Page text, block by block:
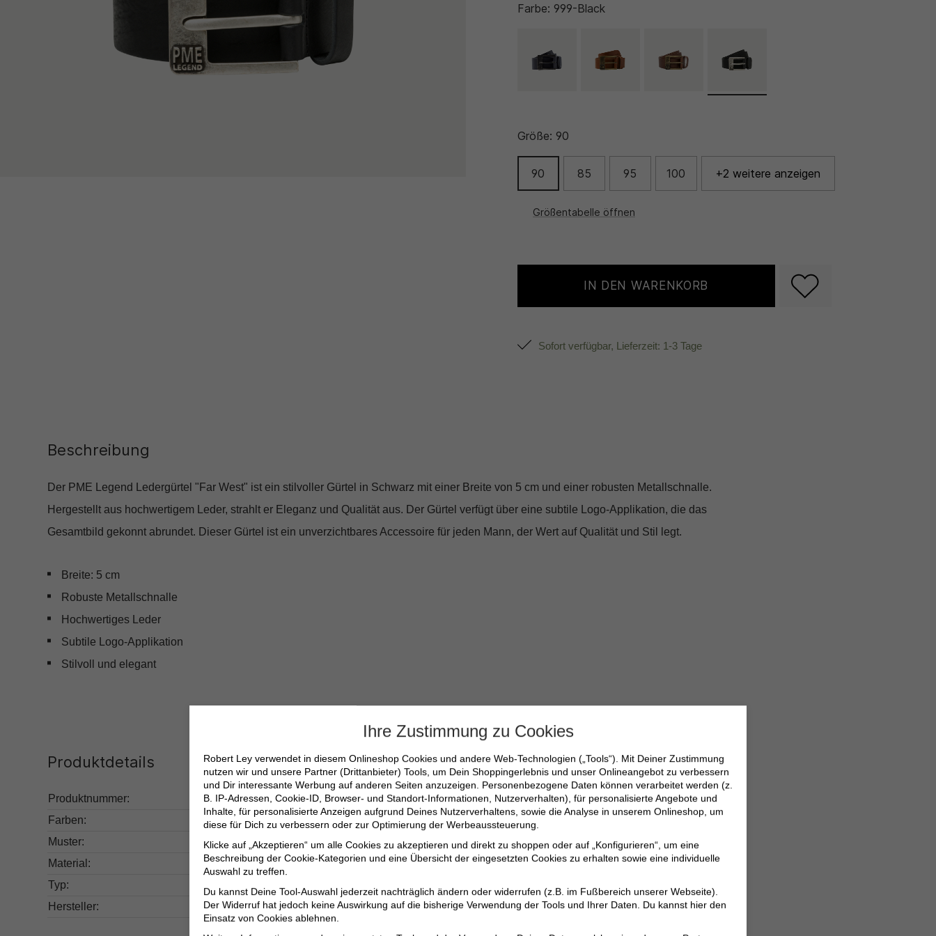
Farbe: 999-Black
Größe: 90
90 85 95 100 +2 weitere anzeigen
Größentabelle öffnen
IN DEN WARENKORB
Sofort verfügbar, Lieferzeit: 1-3 Tage
Beschreibung
Der PME Legend Ledergürtel "Far West" ist ein stilvoller Gürtel in Schwarz mit einer Breite von 5 cm und einer robusten Metallschnalle.
Hergestellt aus hochwertigem Leder, strahlt er Eleganz und Qualität aus. Der Gürtel verfügt über eine subtile Logo-Applikation, die das
Gesamtbild gekonnt abrundet. Dieser Gürtel ist ein unverzichtbares Accessoire für jeden Mann, der Wert auf Qualität und Stil legt.
Breite: 5 cm
Robuste Metallschnalle
Hochwertiges Leder
Subtile Logo-Applikation
Stilvoll und elegant
Produktdetails
Produktnummer:
272.PBE00107-999-90
Farben:
Schwarz
Muster:
Kariert
Material:
Obermaterial: 100% Leder
Typ:
Hersteller:
Herstellerinformationen
Ihre Zustimmung zu Cookies
Robert Ley verwendet in diesem Onlineshop Cookies und andere Web-Technologien („Tools“). Mit Deiner Zustimmung
nutzen wir und unsere Partner (Drittanbieter) Tools, um Dein Shoppingerlebnis und unser Onlineangebot zu verbessern
und Dir interessante Werbung auf anderen Seiten anzuzeigen. Personenbezogene Daten können verarbeitet werden (z.
B. IP-Adressen, Cookie-ID, Browser- und Standort-Informationen, Nutzerverhalten), für personalisierte Angebote und
Inhalte, für personalisierte Anzeigen aufgrund Deines Nutzerverhaltens, sowie die Analyse in unserem Onlineshop, um
diese für Dich zu verbessern oder zur Optimierung der Werbeaussteuerung.
Klicke auf „Akzeptieren“ um alle Cookies zu akzeptieren und direkt zu shoppen oder auf „Konfigurieren“, um eine
Beschreibung der Cookie-Kategorien und eine Übersicht der eingesetzten Cookies zu erhalten sowie eine individuelle
Auswahl zu treffen.
Du kannst Deine Tool-Auswahl jederzeit nachträglich ändern oder widerrufen (z.B. im Fußbereich unserer Webseite).
Der Widerruf hat jedoch keine Auswirkung auf die bisherige Verwendung der Tools und Ihrer Daten. Du kannst hier den
Einsatz von Cookies ablehnen.